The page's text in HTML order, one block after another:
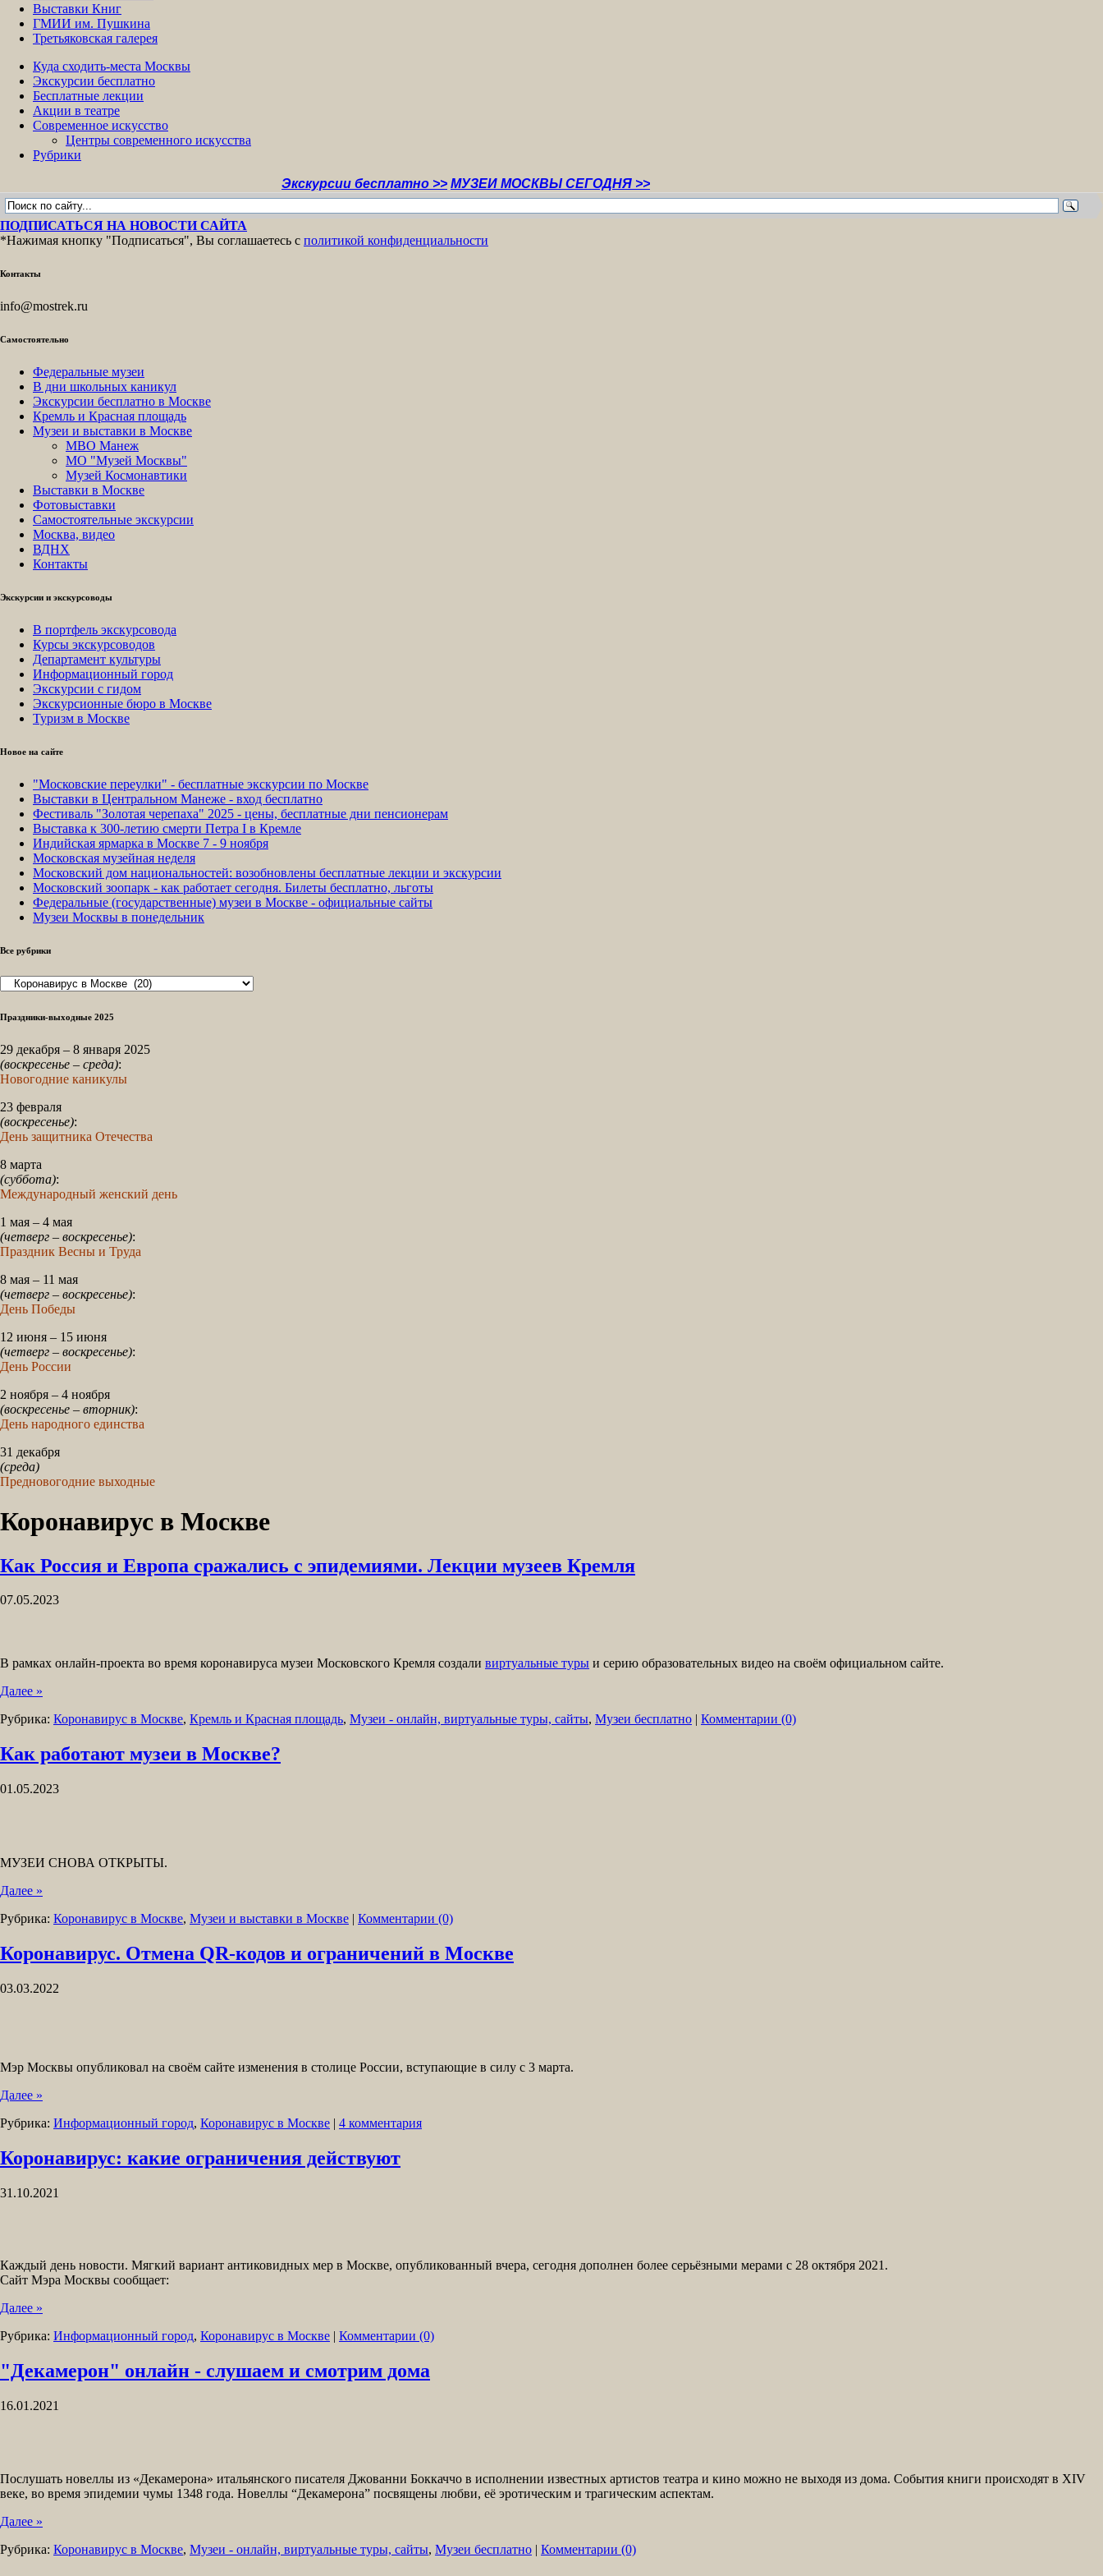
Выставки Книг
ГМИИ им. Пушкина
Третьяковская галерея
Куда сходить-места Москвы
Экскурсии бесплатно
Бесплатные лекции
Акции в театре
Современное искусство
Центры современного искусства
Рубрики
Экскурсии бесплатно >> МУЗЕИ МОСКВЫ СЕГОДНЯ >>
ПОДПИСАТЬСЯ НА НОВОСТИ САЙТА
*Нажимая кнопку "Подписаться", Вы соглашаетесь с политикой конфиденциальности
Контакты
info@mostrek.ru
Самостоятельно
Федеральные музеи
В дни школьных каникул
Экскурсии бесплатно в Москве
Кремль и Красная площадь
Музеи и выставки в Москве
МВО Манеж
МО "Музей Москвы"
Музей Космонавтики
Выставки в Москве
Фотовыставки
Самостоятельные экскурсии
Москва, видео
ВДНХ
Контакты
Экскурсии и экскурсоводы
В портфель экскурсовода
Курсы экскурсоводов
Департамент культуры
Информационный город
Экскурсии с гидом
Экскурсионные бюро в Москве
Туризм в Москве
Новое на сайте
"Московские переулки" - бесплатные экскурсии по Москве
Выставки в Центральном Манеже - вход бесплатно
Фестиваль "Золотая черепаха" 2025 - цены, бесплатные дни пенсионерам
Выставка к 300-летию смерти Петра I в Кремле
Индийская ярмарка в Москве 7 - 9 ноября
Московская музейная неделя
Московский дом национальностей: возобновлены бесплатные лекции и экскурсии
Московский зоопарк - как работает сегодня. Билеты бесплатно, льготы
Федеральные (государственные) музеи в Москве - официальные сайты
Музеи Москвы в понедельник
Все рубрики
Все
Праздники-выходные 2025
29 декабря – 8 января 2025
(воскресенье – среда):
Новогодние каникулы
23 февраля
(воскресенье):
День защитника Отечества
8 марта
(суббота):
Международный женский день
1 мая – 4 мая
(четверг – воскресенье):
Праздник Весны и Труда
8 мая – 11 мая
(четверг – воскресенье):
День Победы
12 июня – 15 июня
(четверг – воскресенье):
День России
2 ноября – 4 ноября
(воскресенье – вторник):
День народного единства
31 декабря
(среда)
Предновогодние выходные
Коронавирус в Москве
Как Россия и Европа сражались с эпидемиями. Лекции музеев Кремля
07.05.2023
В рамках онлайн-проекта во время коронавируса музеи Московского Кремля создали виртуальные туры и серию образовательных видео на своём официальном сайте.
Далее »
Рубрика: Коронавирус в Москве, Кремль и Красная площадь, Музеи - онлайн, виртуальные туры, сайты, Музеи бесплатно | Комментарии (0)
Как работают музеи в Москве?
01.05.2023
МУЗЕИ СНОВА ОТКРЫТЫ.
Далее »
Рубрика: Коронавирус в Москве, Музеи и выставки в Москве | Комментарии (0)
Коронавирус. Отмена QR-кодов и ограничений в Москве
03.03.2022
Мэр Москвы опубликовал на своём сайте изменения в столице России, вступающие в силу с 3 марта.
Далее »
Рубрика: Информационный город, Коронавирус в Москве | 4 комментария
Коронавирус: какие ограничения действуют
31.10.2021
Каждый день новости. Мягкий вариант антиковидных мер в Москве, опубликованный вчера, сегодня дополнен более серьёзными мерами с 28 октября 2021.
Сайт Мэра Москвы сообщает:
Далее »
Рубрика: Информационный город, Коронавирус в Москве | Комментарии (0)
"Декамерон" онлайн - слушаем и смотрим дома
16.01.2021
Послушать новеллы из «Декамерона» итальянского писателя Джованни Боккаччо в исполнении известных артистов театра и кино можно не выходя из дома. События книги происходят в XIV
веке, во время эпидемии чумы 1348 года. Новеллы “Декамерона” посвящены любви, её эротическим и трагическим аспектам.
Далее »
Рубрика: Коронавирус в Москве, Музеи - онлайн, виртуальные туры, сайты, Музеи бесплатно | Комментарии (0)